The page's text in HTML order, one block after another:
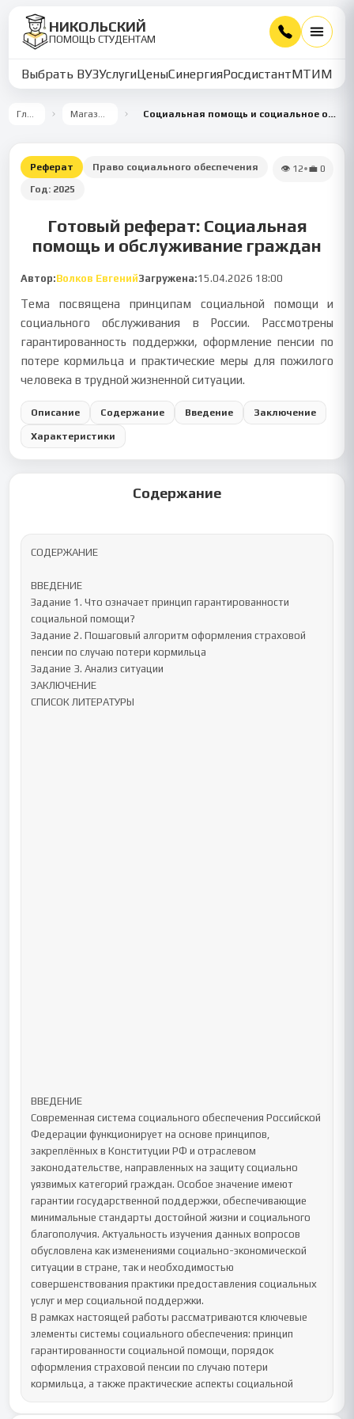
НИКОЛЬСКИЙ
ПОМОЩЬ СТУДЕНТАМ
Выбрать ВУЗУслугиЦеныСинергияРосдистантМТИММУ
Главная Магазин работ Социальная помощь и социальное обслуживание граждан
Реферат
Право социального обеспечения
Год: 2025
👁 12•💼 0
Готовый реферат: Социальная
помощь и обслуживание граждан
Автор:Волков ЕвгенийЗагружена:15.04.2026 18:00
Тема посвящена принципам социальной помощи и
социального обслуживания в России. Рассмотрены
гарантированность поддержки, оформление пенсии по
потере кормильца и практические меры для пожилого
человека в трудной жизненной ситуации.
Описание Содержание Введение Заключение
Характеристики
Содержание
СОДЕРЖАНИЕ
ВВЕДЕНИЕ
Задание 1. Что означает принцип гарантированности
социальной помощи?
Задание 2. Пошаговый алгоритм оформления страховой
пенсии по случаю потери кормильца
Задание 3. Анализ ситуации
ЗАКЛЮЧЕНИЕ
СПИСОК ЛИТЕРАТУРЫ
ВВЕДЕНИЕ
Современная система социального обеспечения Российской
Федерации функционирует на основе принципов,
закреплённых в Конституции РФ и отраслевом
законодательстве, направленных на защиту социально
уязвимых категорий граждан. Особое значение имеют
гарантии государственной поддержки, обеспечивающие
минимальные стандарты достойной жизни и социального
благополучия. Актуальность изучения данных вопросов
обусловлена как изменениями социально-экономической
ситуации в стране, так и необходимостью
совершенствования практики предоставления социальных
услуг и мер социальной поддержки.
В рамках настоящей работы рассматриваются ключевые
элементы системы социального обеспечения: принцип
гарантированности социальной помощи, порядок
оформления страховой пенсии по случаю потери
кормильца, а также практические аспекты социальной